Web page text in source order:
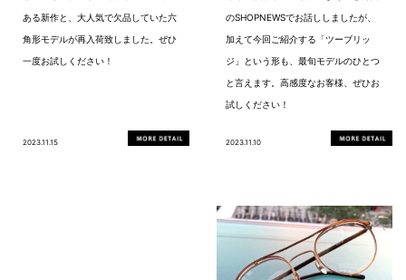
ある新作と、大人気で欠品していた六
角形モデルが再入荷致しました。ぜひ
一度お試しください！
2023.11.15
のSHOPNEWSでお話ししましたが、
加えて今回ご紹介する「ツーブリッ
ジ」という形も、最旬モデルのひとつ
と言えます。高感度なお客様、ぜひお
試しください！
2023.11.10